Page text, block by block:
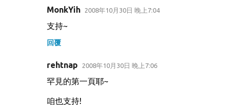
MonkYih 2008年10月30日 晚上7:04
支持~
回覆
rehtnap 2008年10月30日 晚上7:06
罕見的第一頁耶~
咱也支持!